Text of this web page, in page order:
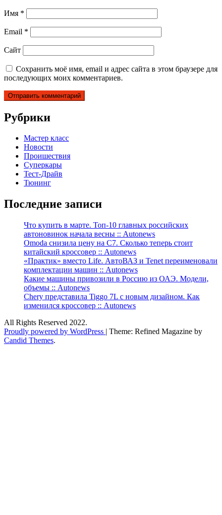
Имя *
Email *
Сайт
Сохранить моё имя, email и адрес сайта в этом браузере для
последующих моих комментариев.
Рубрики
Мастер класс
Новости
Проишествия
Суперкары
Тест-Драйв
Тюнинг
Последние записи
Что купить в марте. Топ-10 главных российских
автоновинок начала весны :: Autonews
Omoda снизила цену на C7. Сколько теперь стоит
китайский кроссовер :: Autonews
«Практик» вместо Life. АвтоВАЗ и Tenet переименовали
комплектации машин :: Autonews
Какие машины привозили в Россию из ОАЭ. Модели,
объемы :: Autonews
Chery представила Tiggo 7L с новым дизайном. Как
изменился кроссовер :: Autonews
All Rights Reserved 2022.
Proudly powered by WordPress | Theme: Refined Magazine by
Candid Themes.